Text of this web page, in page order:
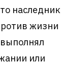
наследник
жизни
или